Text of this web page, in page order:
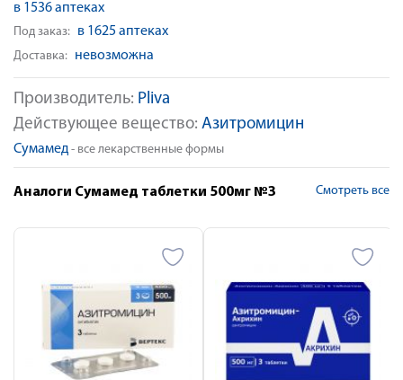
Производитель: Pliva
Действующее вещество: Азитромицин
Сумамед - все лекарственные формы
в 1536 аптеках
Под заказ: в 1625 аптеках
Доставка: невозможна
Аналоги Сумамед таблетки 500мг №3 Смотреть все